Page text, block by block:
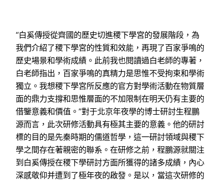
“白奚傳授從齊國的歷史切進稷下學宮的發展階段，為
我們介紹了稷下學宮的性質和效能，再現了百家爭鳴的
歷史場景和學術成績。此前我也閱讀過白老師的專著，
白老師指出，百家爭鳴的真精力是思惟不受拘束和學術
獨立。我想稷下學宮所反應的官方對學術活動在物質層
面的鼎力支撐和思惟層面的不加限制在明天仍有主要的
借鑒意義和價值。”對于北京年夜學的博士研討生程鵬
源而言，此次研修活動具有極其主要的意義。他的研討
標的目的是先秦時期的儒道哲學，這一研討領域與稷下
學之間存在著親密的聯系。在研修之前，程鵬源就關注
到白奚傳授在稷下學研討方面所獲得的諸多成績，內心
深感敬仰并遭到了極年夜的啟發。是以，當這次研修的